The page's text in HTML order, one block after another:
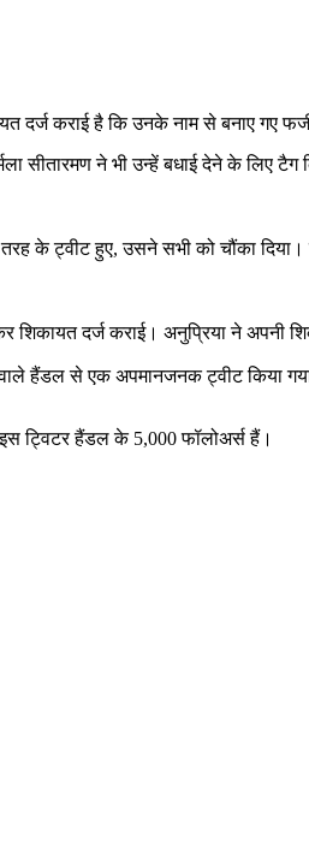
दर्ज कराई है कि उनके नाम से बनाए गए
सीतारमण ने भी उन्हें बधाई देने के लिए
हुए, उसने सभी को चौंका दिया।
शिकायत दर्ज कराई। अनुप्रिया ने अपनी
हैंडल से एक अपमानजनक ट्वीट
ट्विटर हैंडल के 5,000 फॉलोअर्स हैं।